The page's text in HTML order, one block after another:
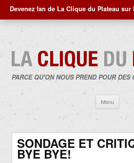
Devenez fan de La Clique du Plateau sur
PARCE QU'ON NOUS PREND POUR DES
Menu
SONDAGE ET
BYE BYE!